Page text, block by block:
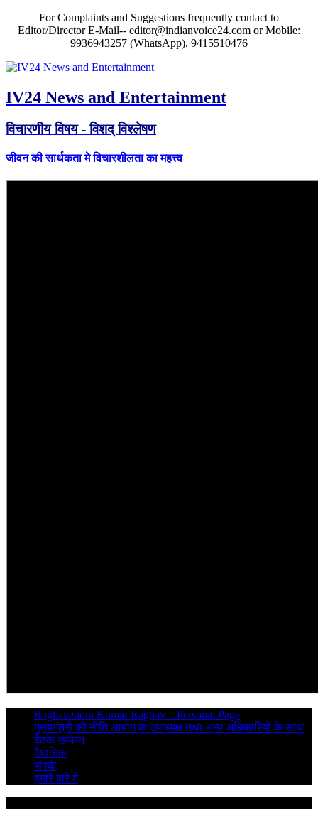
For Complaints and Suggestions frequently contact to
Editor/Director E-Mail-- editor@indianvoice24.com or Mobile:
9936943257 (WhatsApp), 9415510476
IV24 News and Entertainment
विचारणीय विषय - विशद् विश्लेषण
जीवन की सार्थकता मे विचारशीलता का महत्त्व
Raghavendra Kumar Raghav – Personal Page
मुख्यमंत्री की नीति आयोग के उपाध्यक्ष तथा अन्य अधिकारियों के साथ
बैठक सम्पन्न
वैधानिक
संपर्क
हमारे बारे में